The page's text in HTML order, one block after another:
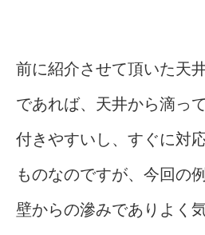
前に紹介させて頂いた天
であれば、天井から滴っ
付きやすいし、すぐに対
ものなのですが、今回の
壁からの滲みでありよく